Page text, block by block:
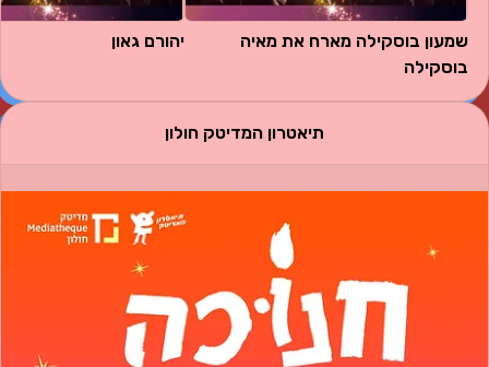
בוסקילה
יהורם גאון
תיאטרון המדיטק חולון